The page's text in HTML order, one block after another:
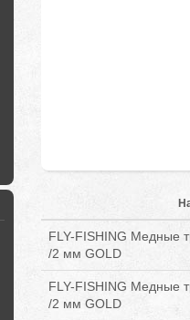
FLY-FISHING Медные
/2 мм GOLD
FLY-FISHING Медные
/2 мм GOLD